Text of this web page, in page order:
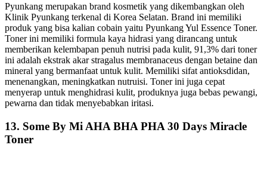
Pyunkang merupakan brand kosmetik yang dikembangkan oleh
Klinik Pyunkang terkenal di Korea Selatan. Brand ini memiliki
produk yang bisa kalian cobain yaitu Pyunkang Yul Essence Toner.
Toner ini memiliki formula kaya hidrasi yang dirancang untuk
memberikan kelembapan penuh nutrisi pada kulit, 91,3% dari toner
ini adalah ekstrak akar stragalus membranaceus dengan betaine dan
mineral yang bermanfaat untuk kulit. Memiliki sifat antioksdidan,
menenangkan, meningkatkan nutruisi. Toner ini juga cepat
menyerap untuk menghidrasi kulit, produknya juga bebas pewangi,
pewarna dan tidak menyebabkan iritasi.
13. Some By Mi AHA BHA PHA 30 Days Miracle
Toner